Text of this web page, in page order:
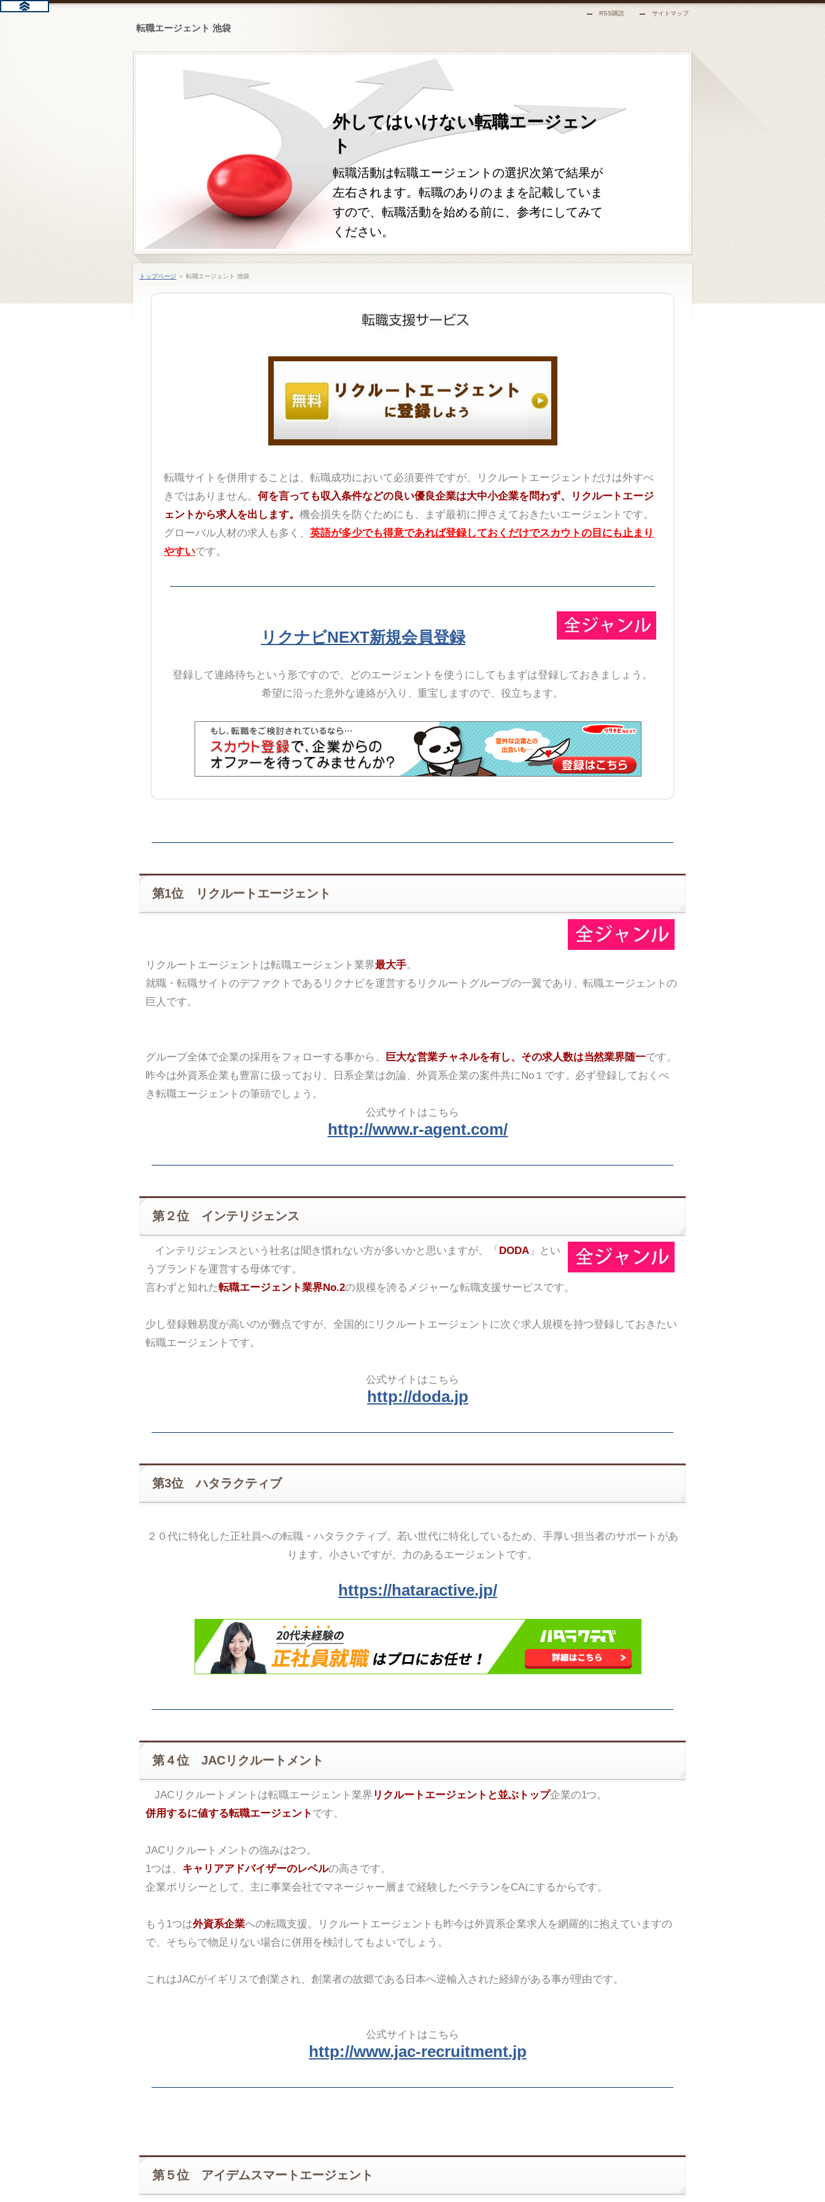
転職エージェント 池袋
RSS購読 サイトマップ
外してはいけない転職エージェン
ト
転職活動は転職エージェントの選択次第で結果が
左右されます。転職のありのままを記載していま
すので、転職活動を始める前に、参考にしてみて
ください。
トップページ ＞ 転職エージェント 池袋
転職サイトを併用することは、転職成功において必須要件ですが、リクルートエージェントだけは外すべ
きではありません。 何を言っても収入条件などの良い優良企業は大中小企業を問わず、リクルートエージ
ェントから求人を出します。 機会損失を防ぐためにも、まず最初に押さえておきたいエージェントです。
グローバル人材の求人も多く、 英語が多少でも得意であれば登録しておくだけでスカウトの目にも止まり
やすいです。
リクナビNEXT新規会員登録
登録して連絡待ちという形ですので、どのエージェントを使うにしてもまずは登録しておきましょう。
希望に沿った意外な連絡が入り、重宝しますので、役立ちます。
第1位 リクルートエージェント
リクルートエージェントは転職エージェント業界最大手。
就職・転職サイトのデファクトであるリクナビを運営するリクルートグループの一翼であり、転職エージェントの
巨人です。
グループ全体で企業の採用をフォローする事から、 巨大な営業チャネルを有し、その求人数は当然業界随一です。
昨今は外資系企業も豊富に扱っており、日系企業は勿論、外資系企業の案件共にNo１です。必ず登録しておくべ
き転職エージェントの筆頭でしょう。
公式サイトはこちら
http://www.r-agent.com/
第２位 インテリジェンス
インテリジェンスという社名は聞き慣れない方が多いかと思いますが、「 DODA」とい
うブランドを運営する母体です。
言わずと知れた転職エージェント業界No.2の規模を誇るメジャーな転職支援サービスです。
少し登録難易度が高いのが難点ですが、全国的にリクルートエージェントに次ぐ求人規模を持つ登録しておきたい
転職エージェントです。
公式サイトはこちら
http://doda.jp
第3位 ハタラクティブ
２０代に特化した正社員への転職・ハタラクティブ。若い世代に特化しているため、手厚い担当者のサポートがあ
ります。小さいですが、力のあるエージェントです。
https://hataractive.jp/
第４位 JACリクルートメント
JACリクルートメントは転職エージェント業界 リクルートエージェントと並ぶトップ企業の1つ。
併用するに値する転職エージェント です。
JACリクルートメントの強みは2つ。
1つは、 キャリアアドバイザーのレベルの高さです。
企業ポリシーとして、主に事業会社でマネージャー層まで経験したベテランをCAにするからです。
もう1つは外資系企業への転職支援。リクルートエージェントも昨今は外資系企業求人を網羅的に抱えていますの
で、そちらで物足りない場合に併用を検討してもよいでしょう。
これはJACがイギリスで創業され、創業者の故郷である日本へ逆輸入された経緯がある事が理由です。
公式サイトはこちら
http://www.jac-recruitment.jp
第５位 アイデムスマートエージェント